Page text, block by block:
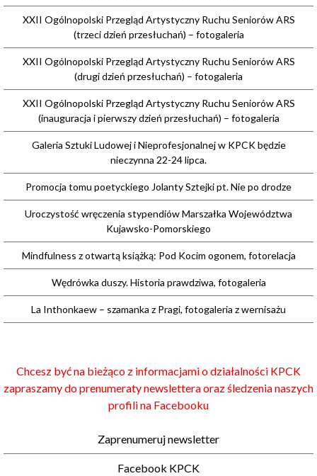
XXII Ogólnopolski Przegląd Artystyczny Ruchu Seniorów ARS
(trzeci dzień przesłuchań) – fotogaleria
XXII Ogólnopolski Przegląd Artystyczny Ruchu Seniorów ARS
(drugi dzień przesłuchań) – fotogaleria
XXII Ogólnopolski Przegląd Artystyczny Ruchu Seniorów ARS
(inauguracja i pierwszy dzień przesłuchań) – fotogaleria
Galeria Sztuki Ludowej i Nieprofesjonalnej w KPCK będzie
nieczynna 22-24 lipca.
Promocja tomu poetyckiego Jolanty Sztejki pt. Nie po drodze
Uroczystość wręczenia stypendiów Marszałka Województwa
Kujawsko-Pomorskiego
Mindfulness z otwartą książką: Pod Kocim ogonem, fotorelacja
Wędrówka duszy. Historia prawdziwa, fotogaleria
La Inthonkaew – szamanka z Pragi, fotogaleria z wernisażu
Chcesz być na bieżąco z informacjami o działalności KPCK
zapraszamy do prenumeraty newslettera oraz śledzenia naszych
profili na Facebooku
Zaprenumeruj newsletter
Facebook KPCK